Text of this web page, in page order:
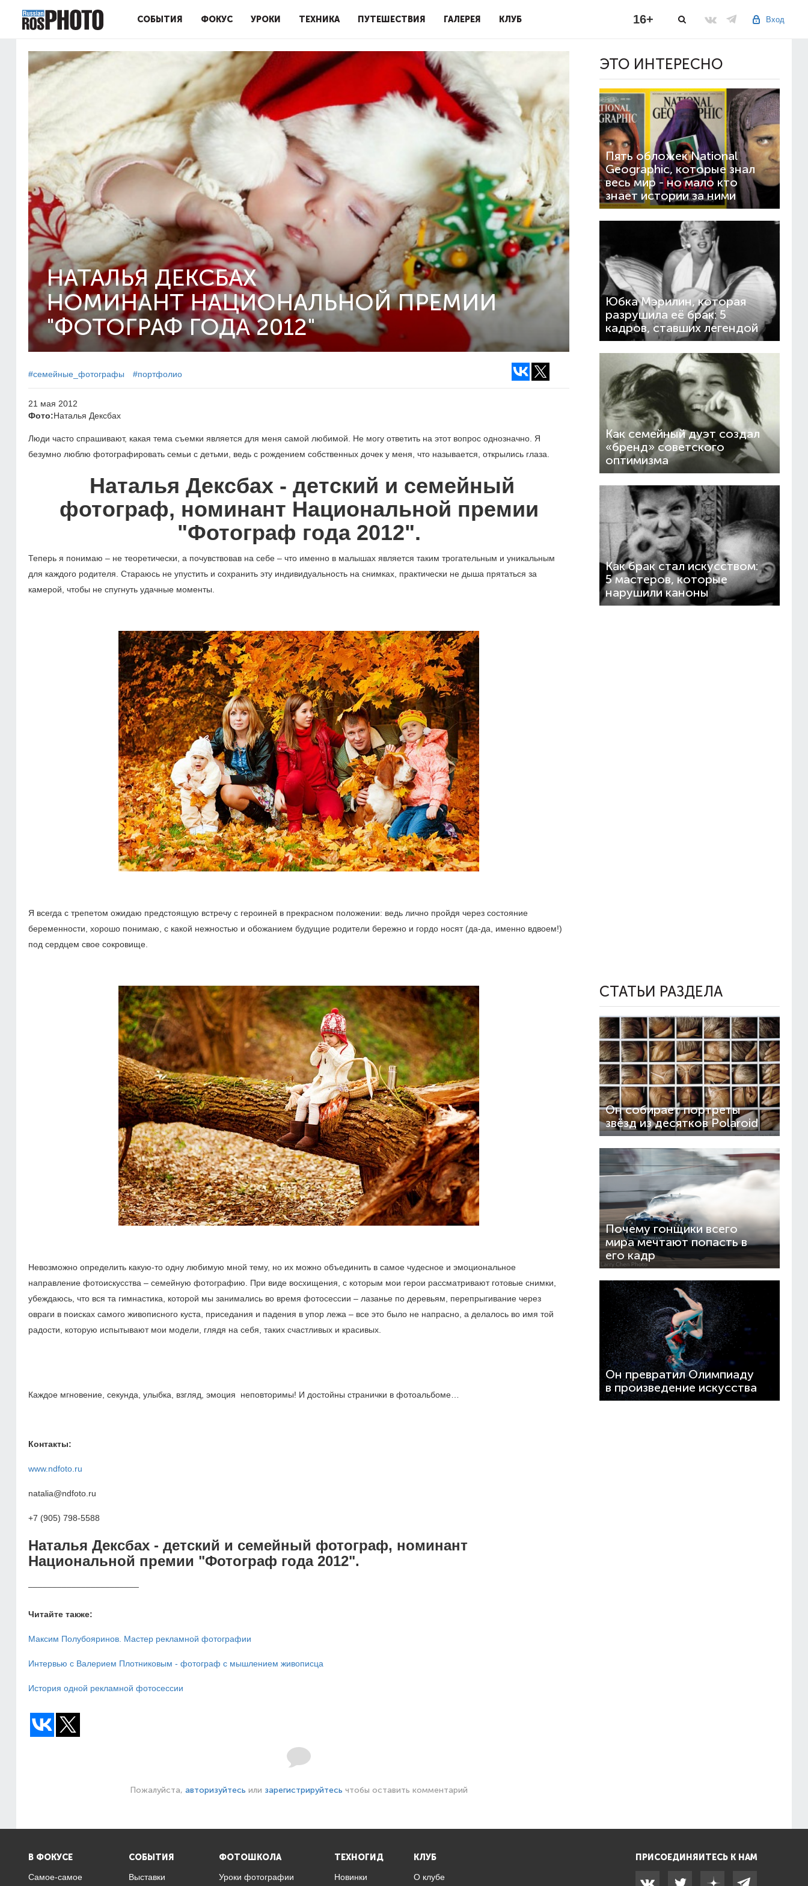
СОБЫТИЯ ФОКУС УРОКИ ТЕХНИКА ПУТЕШЕСТВИЯ ГАЛЕРЕЯ КЛУБ Вход
16+
НАТАЛЬЯ ДЕКСБАХ
НОМИНАНТ НАЦИОНАЛЬНОЙ ПРЕМИИ
"ФОТОГРАФ ГОДА 2012"
#семейные_фотографы #портфолио
21 мая 2012
Фото:Наталья Дексбах
Люди часто спрашивают, какая тема съемки является для меня самой любимой. Не могу ответить на этот вопрос однозначно. Я
безумно люблю фотографировать семьи с детьми, ведь с рождением собственных дочек у меня, что ­называется, открылись глаза.
Наталья Дексбах - детский и семейный
фотограф, номинант Национальной премии
"Фотограф года 2012".
Теперь я понимаю – не теоретически, а почувствовав на себе – что именно в малышах является таким трогательным и уникальным
для каждого родителя. Стараюсь не упустить и сохранить эту индивидуальность на снимках, практически не дыша прятаться за
камерой, чтобы не спугнуть удачные моменты.
Я всегда с трепетом ожидаю предстоящую встречу с героиней в прекрасном положении: ведь лично пройдя через состояние
беременности, хорошо понимаю, с какой нежностью и обожанием будущие родители бережно и гордо носят (да-да, именно вдвоем!)
под сердцем свое сокровище.
Невозможно определить какую-то одну любимую мной тему, но их можно объединить в самое чудесное и эмоциональное
направление фотоискусства – семейную фотографию. При виде восхищения, с которым мои герои рассматривают готовые снимки,
убеждаюсь, что вся та гимнастика, которой мы занимались во время фотосессии – лазанье по деревьям, перепрыгивание через
овраги в поисках ­самого живописного куста, приседания и падения в упор лежа – все это было не напрасно, а делалось во имя той
радости, ­которую испытывают мои модели, глядя на себя, таких счастливых и красивых.
Каждое мгновение, секунда, улыбка, взгляд, эмоция неповторимы! И достойны странички в фотоальбоме…
Контакты:
www.ndfoto.ru
natalia@ndfoto.ru
+7 (905) 798-5588
Наталья Дексбах - детский и семейный фотограф, номинант
Национальной премии "Фотограф года 2012".
Читайте также:
Максим Полубояринов. Мастер рекламной фотографии
Интервью с Валерием Плотниковым - фотограф с мышлением живописца
История одной рекламной фотосессии
Пожалуйста, авторизуйтесь или зарегистрируйтесь чтобы оставить комментарий
ЭТО ИНТЕРЕСНО
Пять обложек National
Geographic, которые знал
весь мир - но мало кто
знает истории за ними
Юбка Мэрилин, которая
разрушила её брак: 5
кадров, ставших легендой
Как семейный дуэт создал
«бренд» советского
оптимизма
Как брак стал искусством:
5 мастеров, которые
нарушили каноны
СТАТЬИ РАЗДЕЛА
Он собирает портреты
звёзд из десятков Polaroid
Почему гонщики всего
мира мечтают попасть в
его кадр
Он превратил Олимпиаду
в произведение искусства
В ФОКУСЕ
Самое-самое
СОБЫТИЯ
Выставки
ФОТОШКОЛА
Уроки фотографии
ТЕХНОГИД
Новинки
КЛУБ
О клубе
ПРИСОЕДИНЯЙТЕСЬ К НАМ